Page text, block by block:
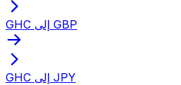
GHC إلى GBP
GHC إلى JPY